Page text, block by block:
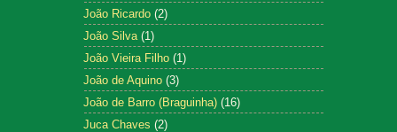
João Ricardo (2)
João Silva (1)
João Vieira Filho (1)
João de Aquino (3)
João de Barro (Braguinha) (16)
Juca Chaves (2)